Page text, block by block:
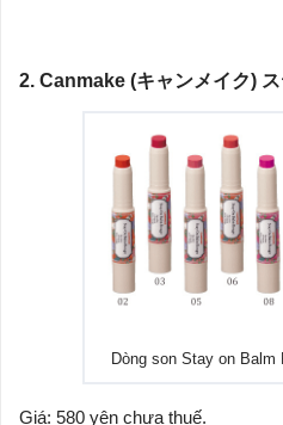
2. Canmake (キャンメイク)
Dòng son Stay on Balm
Giá: 580 yên chưa thuế.